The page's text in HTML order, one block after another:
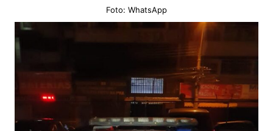
Foto: WhatsApp